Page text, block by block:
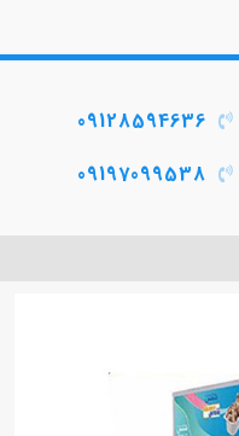
09128594636
09197099538